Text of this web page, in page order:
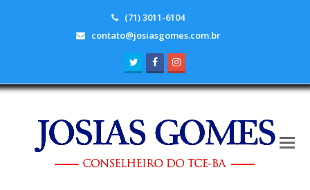
(71) 3011-6104
contato@josiasgomes.com.br
TwitterFacebook